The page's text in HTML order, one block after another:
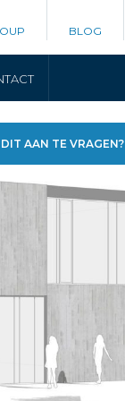
BLOG
AAN TE VRAGEN?